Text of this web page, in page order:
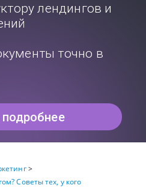
лендингов и
точно в
подробнее
>
Советы тех, у кого